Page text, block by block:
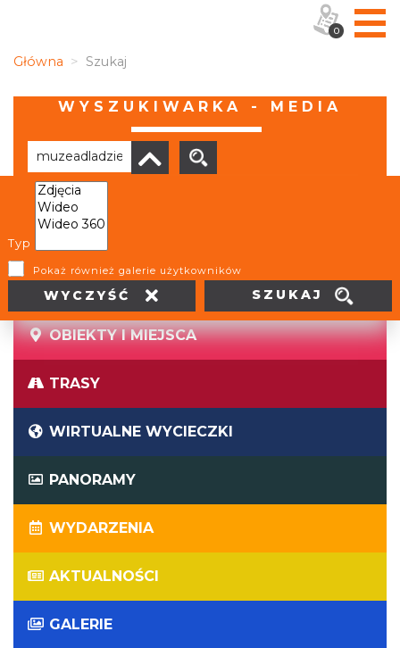
Główna Szukaj
WYSZUKIWARKA - MEDIA
Typ
Pokaż również galerie użytkowników
WYCZYŚĆ SZUKAJ
Brak wyników
OBIEKTY I MIEJSCA
TRASY
WIRTUALNE WYCIECZKI
PANORAMY
WYDARZENIA
AKTUALNOŚCI
GALERIE
0